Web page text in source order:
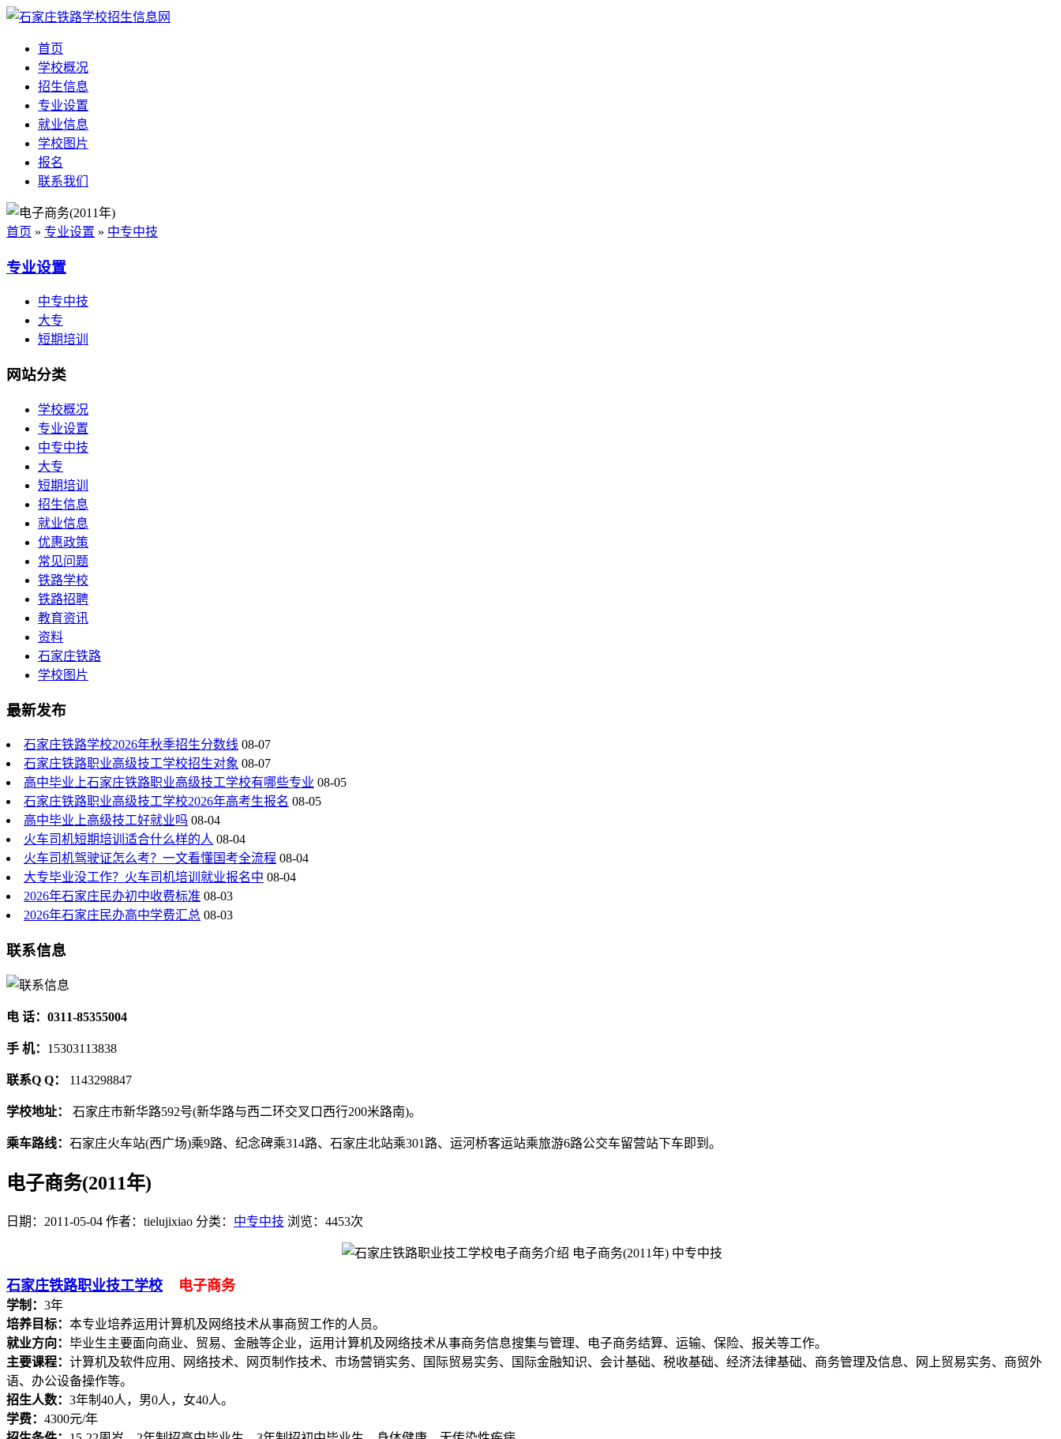
首页
学校概况
招生信息
专业设置
就业信息
学校图片
报名
联系我们
首页 » 专业设置 » 中专中技
专业设置
中专中技
大专
短期培训
网站分类
学校概况
专业设置
中专中技
大专
短期培训
招生信息
就业信息
优惠政策
常见问题
铁路学校
铁路招聘
教育资讯
资料
石家庄铁路
学校图片
最新发布
石家庄铁路学校2026年秋季招生分数线 08-07
石家庄铁路职业高级技工学校招生对象 08-07
高中毕业上石家庄铁路职业高级技工学校有哪些专业 08-05
石家庄铁路职业高级技工学校2026年高考生报名 08-05
高中毕业上高级技工好就业吗 08-04
火车司机短期培训适合什么样的人 08-04
火车司机驾驶证怎么考？一文看懂国考全流程 08-04
大专毕业没工作？火车司机培训就业报名中 08-04
2026年石家庄民办初中收费标准 08-03
2026年石家庄民办高中学费汇总 08-03
联系信息
电 话：0311-85355004
手 机： 15303113838
联系Q Q： 1143298847
学校地址： 石家庄市新华路592号(新华路与西二环交叉口西行200米路南)。
乘车路线： 石家庄火车站(西广场)乘9路、纪念碑乘314路、石家庄北站乘301路、运河桥客运站乘旅游6路公交车留营站下车即到。
电子商务(2011年)
日期：2011-05-04 作者：tielujixiao 分类： 中专中技 浏览：4453次
石家庄铁路职业技工学校 电子商务
学制： 3年
培养目标： 本专业培养运用计算机及网络技术从事商贸工作的人员。
就业方向： 毕业生主要面向商业、贸易、金融等企业，运用计算机及网络技术从事商务信息搜集与管理、电子商务结算、运输、保险、报关等工作。
主要课程： 计算机及软件应用、网络技术、网页制作技术、市场营销实务、国际贸易实务、国际金融知识、会计基础、税收基础、经济法律基础、商务管理及信息、网上贸易实务、商贸外
语、办公设备操作等。
招生人数： 3年制40人，男0人，女40人。
学费： 4300元/年